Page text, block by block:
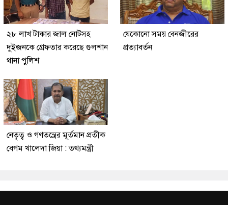
২৮ লাখ টাকার জাল নোটসহ
দুইজনকে গ্রেফতার করেছে গুলশান
থানা পুলিশ
যেকোনো সময় বেনজীরের
প্রত্যাবর্তন
নেতৃত্ব ও গণতন্ত্রের মূর্তমান প্রতীক
বেগম খালেদা জিয়া : তথ্যমন্ত্রী